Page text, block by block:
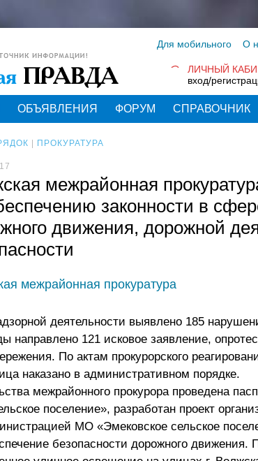
Для мобильного О
ЛИЧНЫЙ
вход/
ОБЪЯВЛЕНИЯ ФОРУМ СПРАВОЧНИК
ПРОКУРАТУРА
межрайонная
законности в
движения, дорожной
межрайонная прокуратура
деятельности выявлено 185
направлено 121 исковое заявление,
По актам прокурорского
наказано в административном порядке.
межрайонного прокурора проведена
поселение», разработан проект
МО «Эмековское сельское
безопасности дорожного